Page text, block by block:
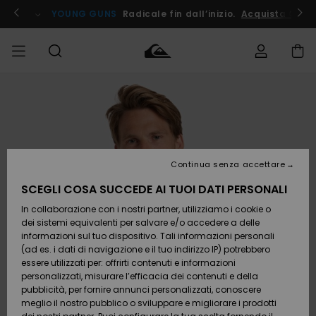
informazioni
prodotto
! YOUNG GUNS Radicale fin dall’inizio. Acquista Ora
Abbigliamento
Accessori
Calzature
e
infradito
Surf /
Acqua
Abbigliamento
Accessori
Calzature
e
infradito
Surf /
Acqua
Shop
Nuovi
Da
Scoprire
Snow
SURF
Surf Shop
Uomo
Highlights
Comunità
SNOW
Snow
Shop
Shop
Snow
Shop
Donna
OUTLET
Outlet
Uomo
Outlet
Donna
Accedi al tuo
ordine
Spedizione
Pagamento
Buono regalo
Quiksilver
Freedom
SCEGLI COSA SUCCEDE AI TUOI DATI PERSONALI
In collaborazione con i nostri partner, utilizziamo i cookie o
dei sistemi equivalenti per salvare e/o accedere a delle
informazioni sul tuo dispositivo. Tali informazioni personali
(ad es. i dati di navigazione e il tuo indirizzo IP) potrebbero
essere utilizzati per: offrirti contenuti e informazioni
personalizzati, misurare l’efficacia dei contenuti e della
pubblicità, per fornire annunci personalizzati, conoscere
meglio il nostro pubblico o sviluppare e migliorare i prodotti
Continua senza accettare